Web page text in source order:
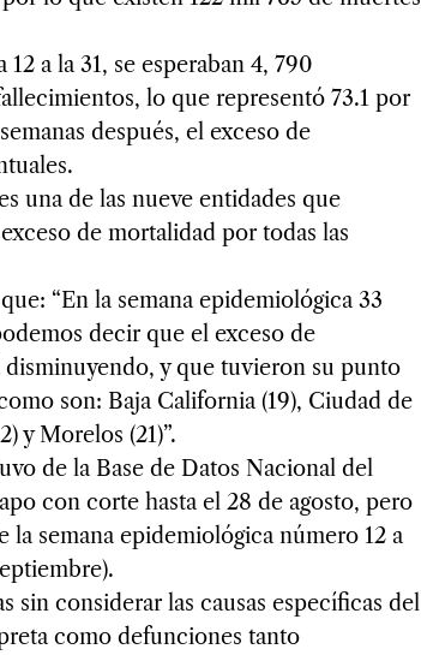
a la 31, se esperaban 4, 790
lo que representó 73.1 por
después, el exceso de
una de las nueve entidades que
de mortalidad por todas las
“En la semana epidemiológica 33
decir que el exceso de
disminuyendo, y que tuvieron su punto
son: Baja California (19), Ciudad de
y Morelos (21)”.
de la Base de Datos Nacional del
con corte hasta el 28 de agosto, pero
la semana epidemiológica número 12 a
sin considerar las causas específicas del
como defunciones tanto